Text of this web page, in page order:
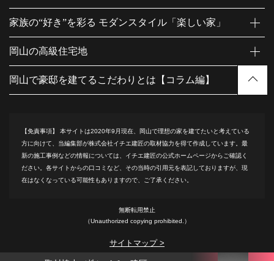
家族の“好き”を彩る モダンスタイル「楽しい家」
岡山の高級住宅地
岡山で豪邸を建てるこだわりとは【コラム編】
【免責事項】
本サイトは2020年9月現在、岡山で理想の家を建てたいと考えている
方に向けて、当編集部が株式会社イチエ建匠の取材協力を得て作成しています。最
新の施工事例などの情報については、イチエ建匠の公式ホームページからご確認く
ださい。各サイトからの口コミなど、その当時の引用元を表記しておりますが、現
在はなくなっている可能性もありますので、ご了承ください。
無断転用禁止
（Unauthorized copying prohibited.）
サイトマップ >